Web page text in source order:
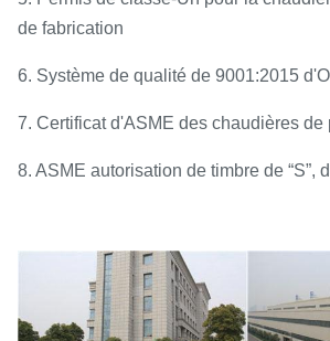
de fabrication
6. Système de qualité de 9001:2015
7. Certificat d'ASME des chaudières de
8. ASME autorisation de timbre de “S”,